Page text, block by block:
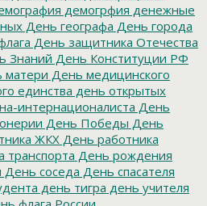
демогрфия денежные
День географа День города
День защитника Отечества
Знаний День Конституции РФ
матери День медицинского
единства день открытых
интернационалиста День
День Победы День
ЖКХ День работника
транспорта День рождения
День соседа День спасателя
день тигра день учителя